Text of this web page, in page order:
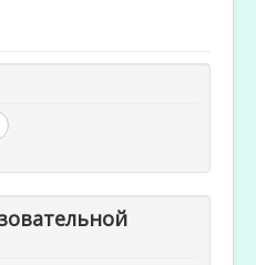
образования